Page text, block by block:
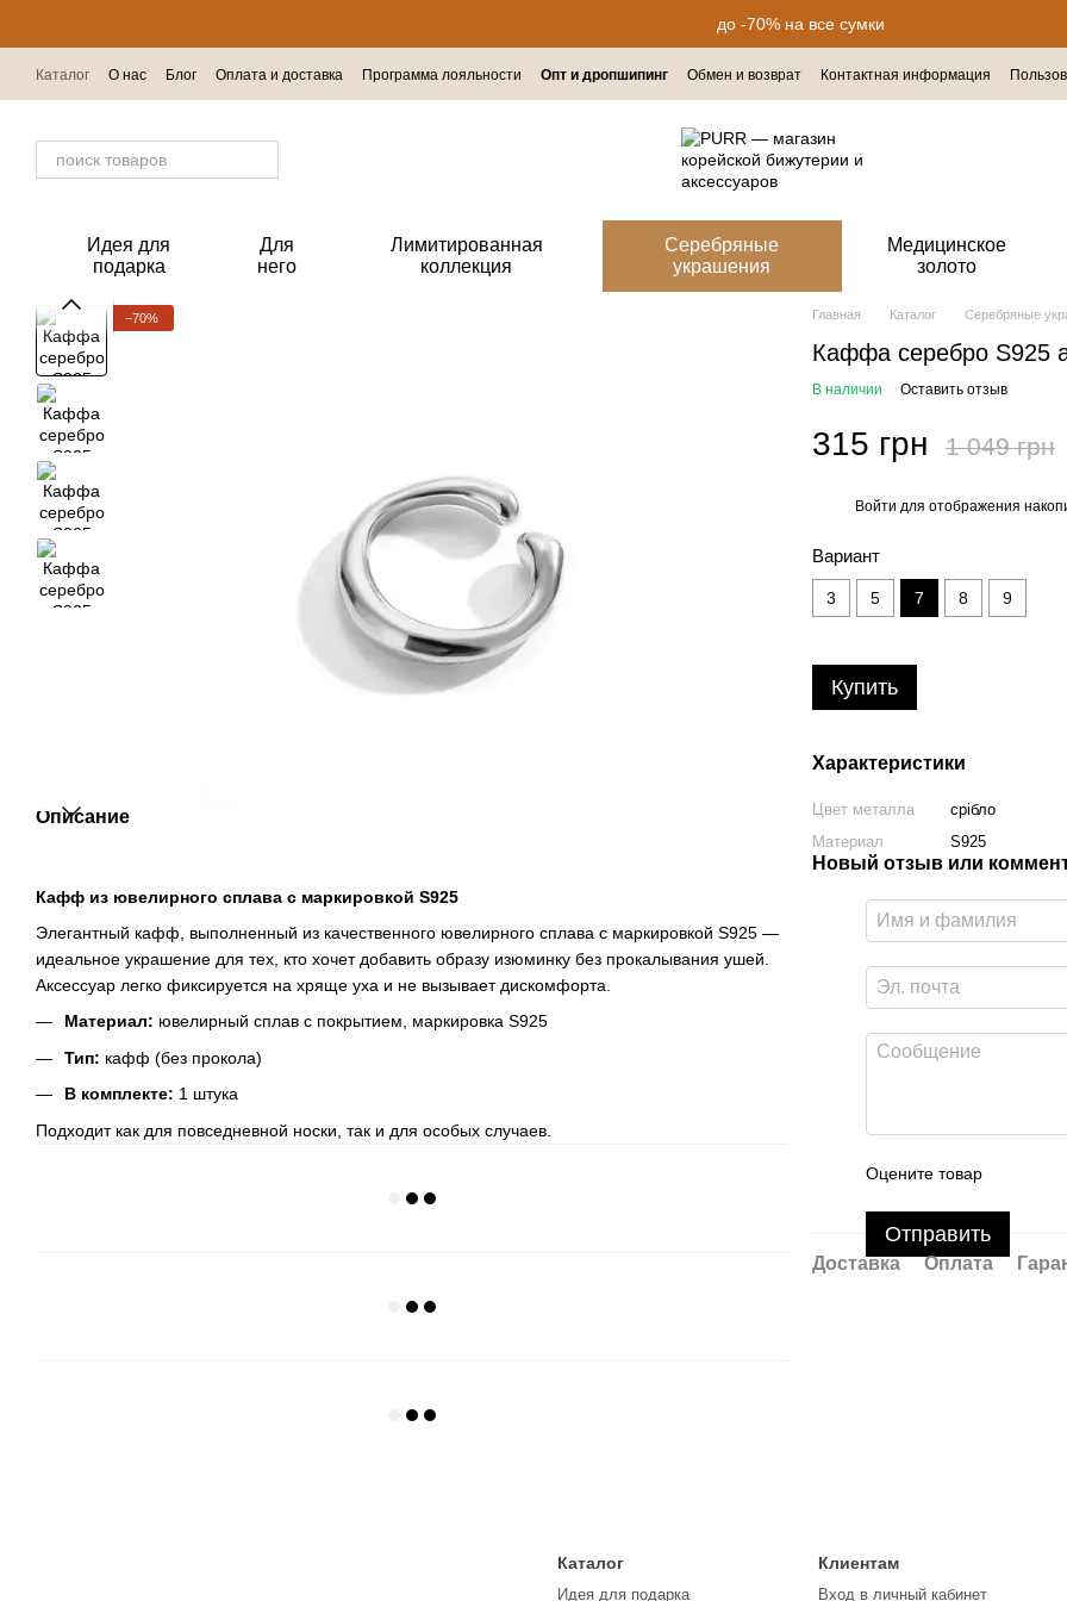
до -70% на все сумки
Каталог О нас Блог Оплата и доставка Программа лояльности Опт и дропшипинг Обмен и возврат Контактная информация
Отзывы о магазине
Идея для
подарка
Для
него
Лимитированная
коллекция
Серебряные
украшения
Медицинское
золото
−70%
Описание
Кафф из ювелирного сплава с маркировкой S925
Элегантный кафф, выполненный из качественного ювелирного сплава с маркировкой S925 —
идеальное украшение для тех, кто хочет добавить образу изюминку без прокалывания ушей.
Аксессуар легко фиксируется на хряще уха и не вызывает дискомфорта.
Материал: ювелирный сплав с покрытием, маркировка S925
Тип: кафф (без прокола)
В комплекте: 1 штука
Подходит как для повседневной носки, так и для особых случаев.
Главная Каталог Серебряные
Каффа серебро S925
В наличии Оставить отзыв
315 грн 1 049 грн
Войти для отображения
Вариант
3 5 7 8 9
Купить
Характеристики
Цвет металла
срібло
Материал
S925
Новый отзыв или
Оцените товар
Отправить
Доставка Оплата
Каталог
Идея для подарка
Клиентам
Вход в личный кабинет